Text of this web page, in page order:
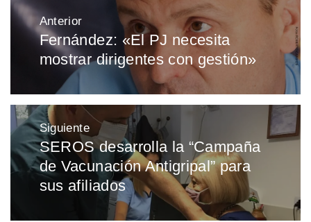
Navegación
de
entradas
Anterior
Entrada
anterior:
Fernández: «El PJ necesita
mostrar dirigentes con gestión»
Siguiente
Entrada
siguiente:
SEROS desarrolla la “Campaña
de Vacunación Antigripal” para
sus afiliados